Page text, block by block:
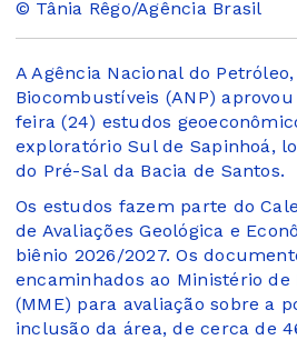
© Tânia Rêgo/Agência Brasil
A Agência Nacional do
Biocombustíveis (ANP)
feira (24) estudos
exploratório Sul de Sapinhoá,
do Pré-Sal da Bacia de Santos.
Os estudos fazem parte do
de Avaliações Geológica e
biênio 2026/2027. Os
encaminhados ao Ministério de
(MME) para avaliação sobre a
inclusão da área, de cerca de